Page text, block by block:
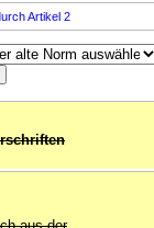
Artikel 2